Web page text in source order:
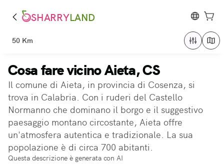
SHARRYLAND
50 Km
Cosa fare vicino Aieta, CS
Il comune di Aieta, in provincia di Cosenza, si
trova in Calabria. Con i ruderi del Castello
Normanno che dominano il borgo e il suggestivo
paesaggio montano circostante, Aieta offre
un'atmosfera autentica e tradizionale. La sua
popolazione è di circa 700 abitanti.
Questa descrizione è generata con AI